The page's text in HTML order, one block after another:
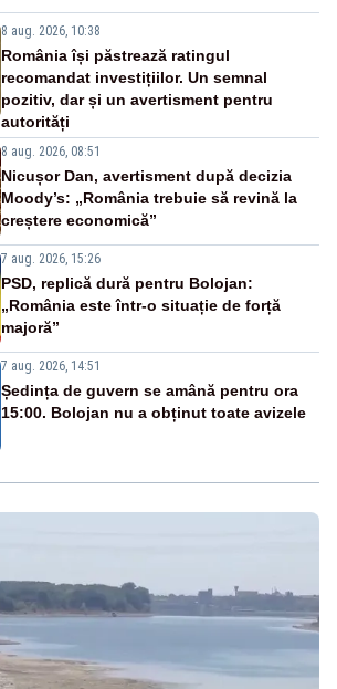
8 aug. 2026, 10:38
România își păstrează ratingul
recomandat investițiilor. Un semnal
pozitiv, dar și un avertisment pentru
autorități
8 aug. 2026, 08:51
Nicușor Dan, avertisment după decizia
Moody’s: „România trebuie să revină la
creștere economică”
7 aug. 2026, 15:26
PSD, replică dură pentru Bolojan:
„România este într-o situație de forță
majoră”
7 aug. 2026, 14:51
Ședința de guvern se amână pentru ora
15:00. Bolojan nu a obținut toate avizele